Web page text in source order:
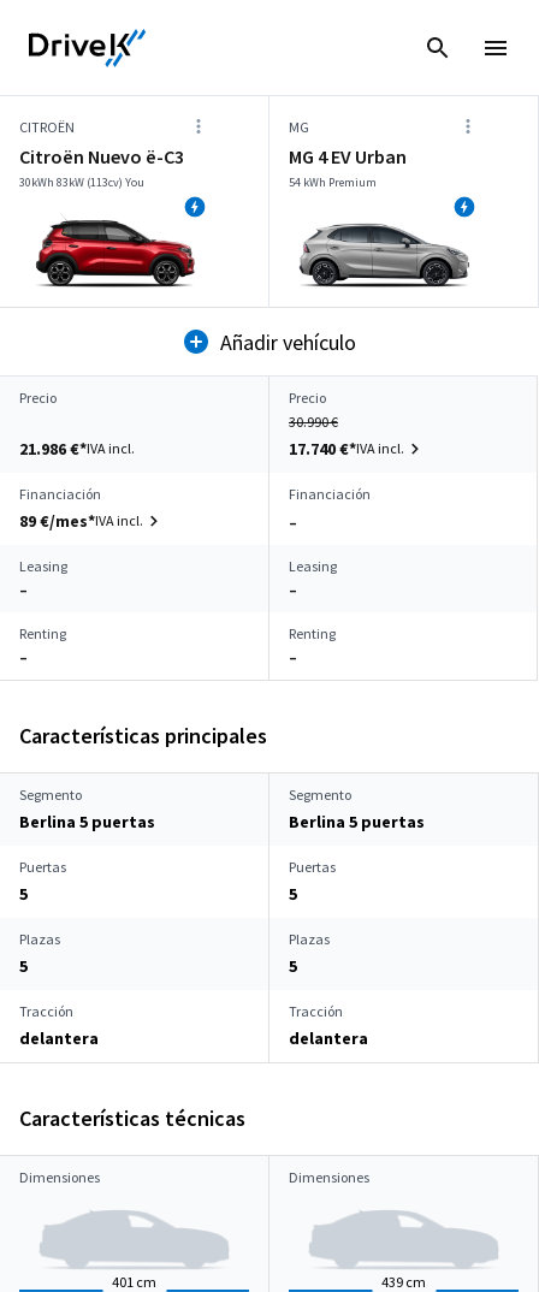
CITROËN
Citroën Nuevo ë-C3
30kWh 83kW (113cv) You
MG
MG 4 EV Urban
54 kWh Premium
Añadir vehículo
Precio
21.986 €*IVA incl.
Precio
30.990 €
17.740 €*IVA incl.
Financiación
89 €/mes*IVA incl.
Financiación
–
Leasing
–
Leasing
–
Renting
–
Renting
–
Características principales
Segmento
Berlina 5 puertas
Segmento
Berlina 5 puertas
Puertas
5
Puertas
5
Plazas
5
Plazas
5
Tracción
delantera
Tracción
delantera
Características técnicas
Dimensiones
401 cm
Dimensiones
439 cm